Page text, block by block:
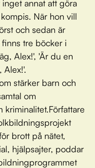
annat att göra
När hon vill
och sedan är
tre böcker i
Alex!', 'Är du en
Alex!'.
stärker barn och
om
kriminalitet.Författare
brott på nätet,
hjälpsajter, poddar